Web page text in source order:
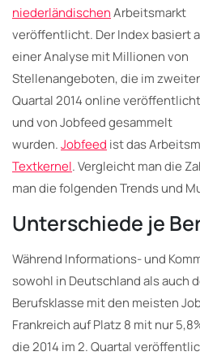
niederländischenArbeitsmarkt
veröffentlicht. Der Index basiert
einer Analyse mit Millionen von
Stellenangeboten, die im
Quartal 2014 online veröffentlicht
und von Jobfeed gesammelt
wurden.Jobfeed ist das
Textkernel. Vergleicht man die
man die folgenden Trends und
Unterschiede je
Während Informations- und
sowohl in Deutschland als auch
Berufsklasse mit den meisten
Frankreich auf Platz 8 mit nur
die 2014 im 2. Quartal